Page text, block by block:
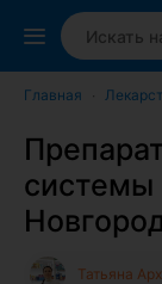
Закрыть
Избранное
Главная
Главная
Татьяна